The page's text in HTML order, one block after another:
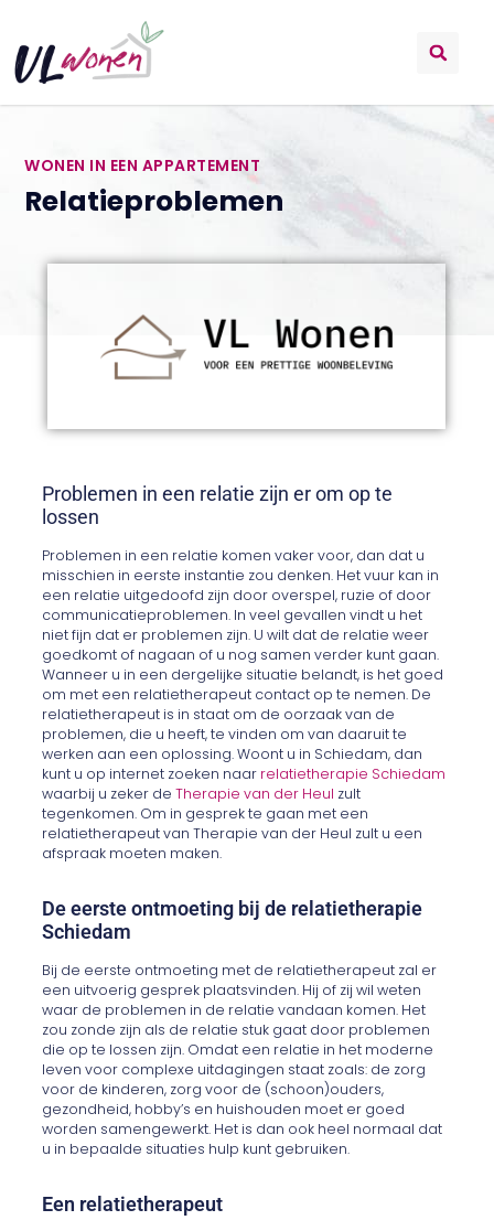
WONEN IN EEN APPARTEMENT
Relatieproblemen
Problemen in een relatie zijn er om op te
lossen
Problemen in een relatie komen vaker voor, dan dat u
misschien in eerste instantie zou denken. Het vuur kan in
een relatie uitgedoofd zijn door overspel, ruzie of door
communicatieproblemen. In veel gevallen vindt u het
niet fijn dat er problemen zijn. U wilt dat de relatie weer
goedkomt of nagaan of u nog samen verder kunt gaan.
Wanneer u in een dergelijke situatie belandt, is het goed
om met een relatietherapeut contact op te nemen. De
relatietherapeut is in staat om de oorzaak van de
problemen, die u heeft, te vinden om van daaruit te
werken aan een oplossing. Woont u in Schiedam, dan
kunt u op internet zoeken naar relatietherapie Schiedam
waarbij u zeker deTherapie van der Heul zult
tegenkomen. Om in gesprek te gaan met een
relatietherapeut van Therapie van der Heul zult u een
afspraak moeten maken.
De eerste ontmoeting bij de relatietherapie
Schiedam
Bij de eerste ontmoeting met de relatietherapeut zal er
een uitvoerig gesprek plaatsvinden. Hij of zij wil weten
waar de problemen in de relatie vandaan komen. Het
zou zonde zijn als de relatie stuk gaat door problemen
die op te lossen zijn. Omdat een relatie in het moderne
leven voor complexe uitdagingen staat zoals: de zorg
voor de kinderen, zorg voor de (schoon)ouders,
gezondheid, hobby’s en huishouden moet er goed
worden samengewerkt. Het is dan ook heel normaal dat
u in bepaalde situaties hulp kunt gebruiken.
Een relatietherapeut